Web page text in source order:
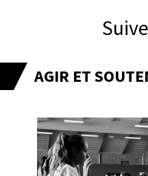
AGIR ET